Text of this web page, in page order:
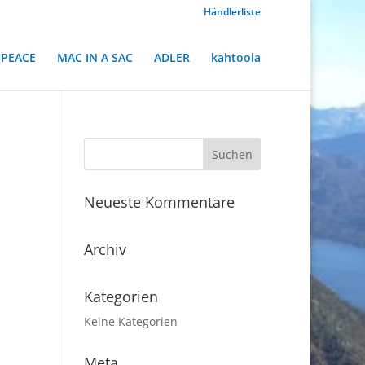
Händlerliste
MAC IN A SAC ADLER kahtoola
Neueste Kommentare
Archiv
Kategorien
Keine Kategorien